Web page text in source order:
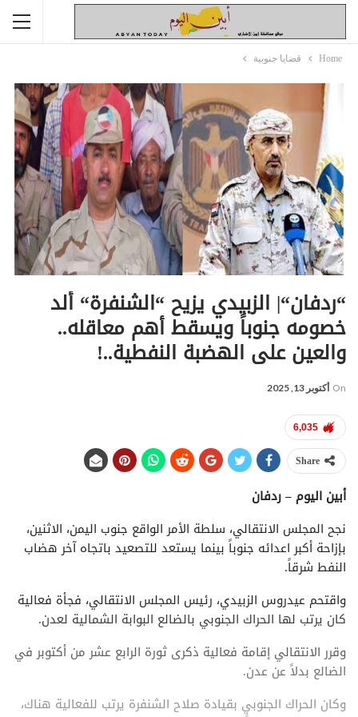
Home قضايا جنوبية
“ردفان“| الزبيدي يزيح “الشنفرة“ ألد
خصومه جنوباً ويسقط أهم معاقله..
والعين على الهضبة النفطية..!
On أكتوبر 13, 2025
6,035
Share
أبين اليوم – ردفان
نجح المجلس الانتقالي، سلطة الأمر الواقع جنوب اليمن، الاثنين،
بإزاحة أكبر اعدائه جنوباً بينما يستعد للتصعيد باتجاه آخر هضاب
النفط شرقاً.
واقتحم عيدروس الزبيدي، رئيس المجلس الانتقالي، فجأة فعالية
كان يرتب لها الحراك الجنوبي بالضالع البوابة الشمالية لعدن.
وقرر الانتقالي إقامة فعالية ذكرى ثورة الرابع عشر من أكتوبر في
الضالع بدلاً عن عدن.
وكان الحراك الجنوبي بقيادة صلاح الشنفرة يرتب للفعالية هناك،